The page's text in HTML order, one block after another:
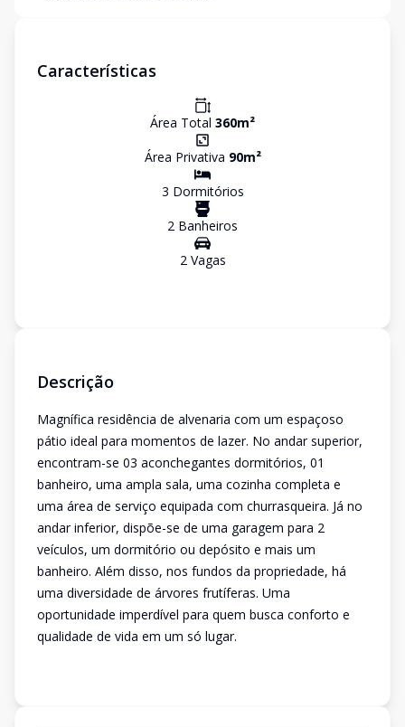
Características
Área Total 360m²
Área Privativa 90m²
3 Dormitórios
2 Banheiros
2Vagas
Descrição
Magnífica residência de alvenaria com um espaçoso
pátio ideal para momentos de lazer. No andar superior,
encontram-se 03 aconchegantes dormitórios, 01
banheiro, uma ampla sala, uma cozinha completa e
uma área de serviço equipada com churrasqueira. Já no
andar inferior, dispõe-se de uma garagem para 2
veículos, um dormitório ou depósito e mais um
banheiro. Além disso, nos fundos da propriedade, há
uma diversidade de árvores frutíferas. Uma
oportunidade imperdível para quem busca conforto e
qualidade de vida em um só lugar.